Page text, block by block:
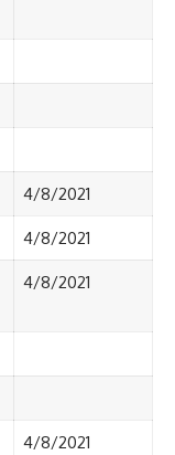
4/8/2021
4/8/2021
4/8/2021
4/8/2021